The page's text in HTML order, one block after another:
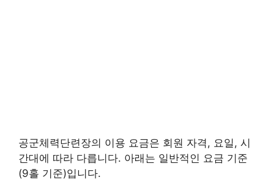
공군체력단련장의 이용 요금은 회원 자격, 요일, 시
간대에 따라 다릅니다. 아래는 일반적인 요금 기준
(9홀 기준)입니다.